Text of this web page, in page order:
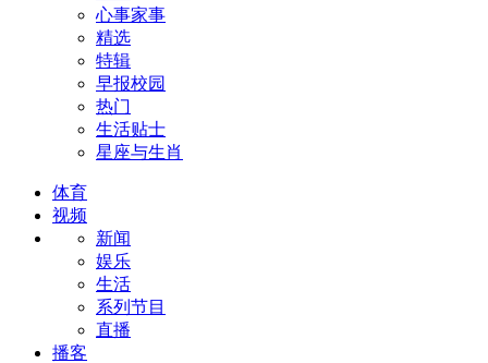
心事家事
精选
特辑
早报校园
热门
生活贴士
星座与生肖
体育
视频
新闻
娱乐
生活
系列节目
直播
播客